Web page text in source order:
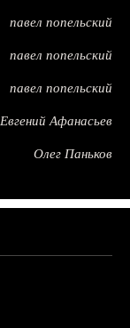
павел попельский
павел попельский
павел попельский
Евгений Афанасьев
Олег Паньков